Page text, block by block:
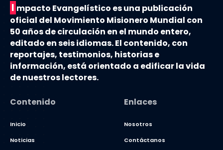
I mpacto Evangelístico es una publicación
oficial del Movimiento Misionero Mundial con
50 años de circulación en el mundo entero,
editado en seis idiomas. El contenido, con
reportajes, testimonios, historias e
información, está orientado a edificar la vida
de nuestros lectores.
Contenido
Inicio
Noticias
Enlaces
Nosotros
Contáctanos